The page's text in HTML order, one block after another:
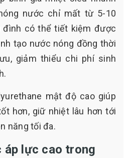
nước chỉ mất từ 5-10
đình có thể tiết kiệm được
tạo nước nóng đồng thời
giảm thiểu chi phí sinh
mật độ cao giúp
hơn, giữ nhiệt lâu hơn tới
năng tối đa.
áp lực cao trong